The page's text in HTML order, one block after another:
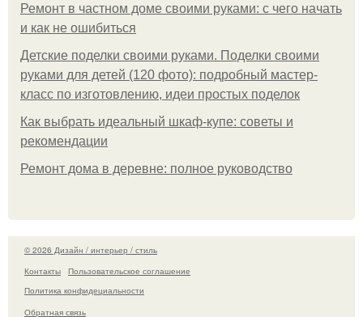
Ремонт в частном доме своими руками: с чего начать
и как не ошибиться
Детские поделки своими руками. Поделки своими
руками для детей (120 фото): подробный мастер-
класс по изготовлению, идеи простых поделок
Как выбрать идеальный шкаф-купе: советы и
рекомендации
Ремонт дома в деревне: полное руководство
© 2026 Дизайн / интерьер / стиль
Контакты
Пользовательское соглашение
Политика конфидециальности
Обратная связь